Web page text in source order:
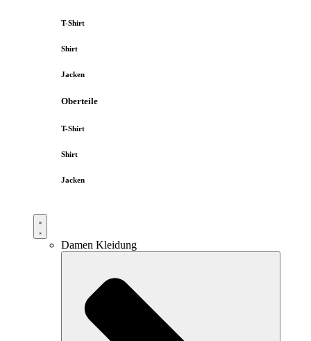
T-Shirt
Shirt
Jacken
Oberteile
T-Shirt
Shirt
Jacken
Damen Kleidung